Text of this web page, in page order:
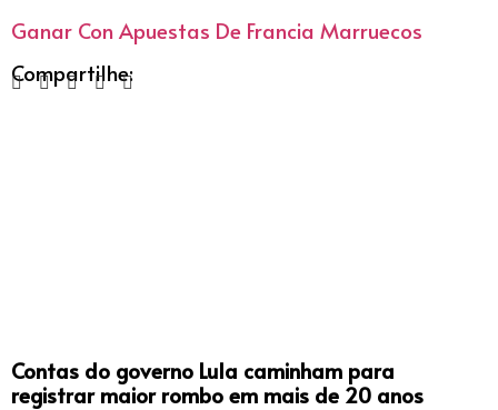
Ganar Con Apuestas De Francia Marruecos
Compartilhe:
Contas do governo Lula caminham para
registrar maior rombo em mais de 20 anos